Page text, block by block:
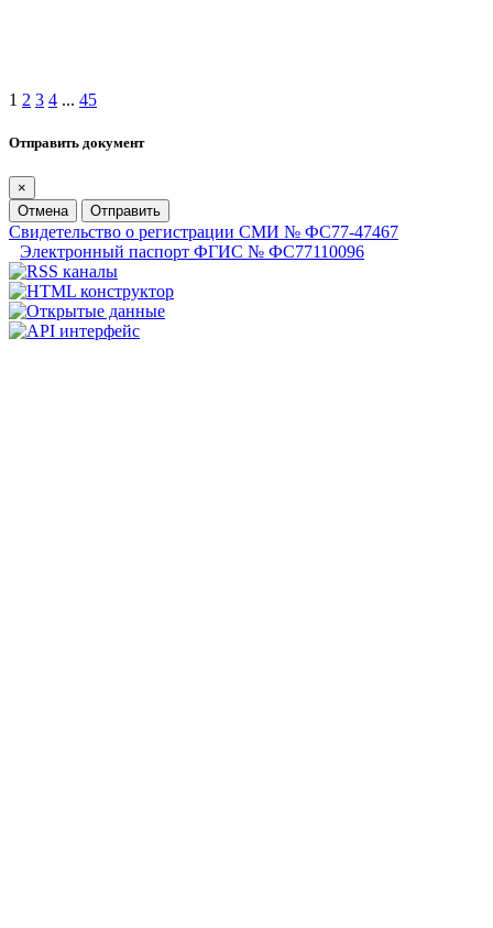
1 2 3 4 ... 45
Отправить документ
×
Отмена
Отправить
Свидетельство о регистрации СМИ № ФС77-47467
Электронный паспорт ФГИС № ФС77110096